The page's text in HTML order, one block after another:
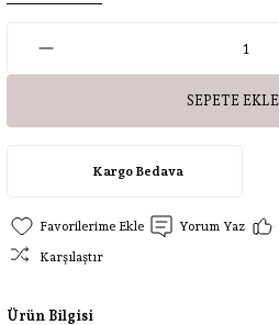
SEPETE EKLE
Kargo Bedava
Yorum Yaz
Karşılaştır
Ürün Bilgisi